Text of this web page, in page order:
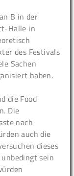
B in der
Halle in
des Festivals
Sachen
haben.
die Food
Die
nach
auch die
dieses
sein